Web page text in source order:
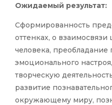
Ожидаемый результат:
Сформированность
оттенках, о взаимосвязи
человека, преобладание
эмоционального
творческую
развитие
окружающему миру,